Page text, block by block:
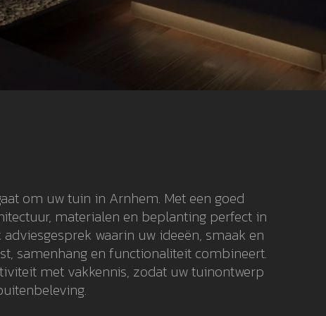
om uw tuin in Arnhem. Met een goed
materialen en beplanting perfect in
waarin uw ideeën, smaak en
samenhang en functionaliteit combineert.
met vakkennis, zodat uw tuinontwerp